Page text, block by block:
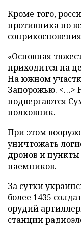
Кроме того,
противника по
«Основная
приходится на
На южном
Запорожью. <…>
подвергаются
полковник.
При этом
уничтожать
дронов и
наемников.
За сутки
более 1435
орудий
станции